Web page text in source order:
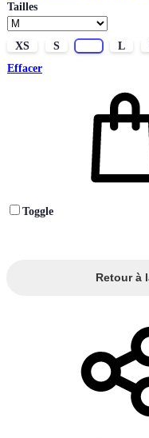
Tailles
XS S L
Effacer
Toggle
Retour à